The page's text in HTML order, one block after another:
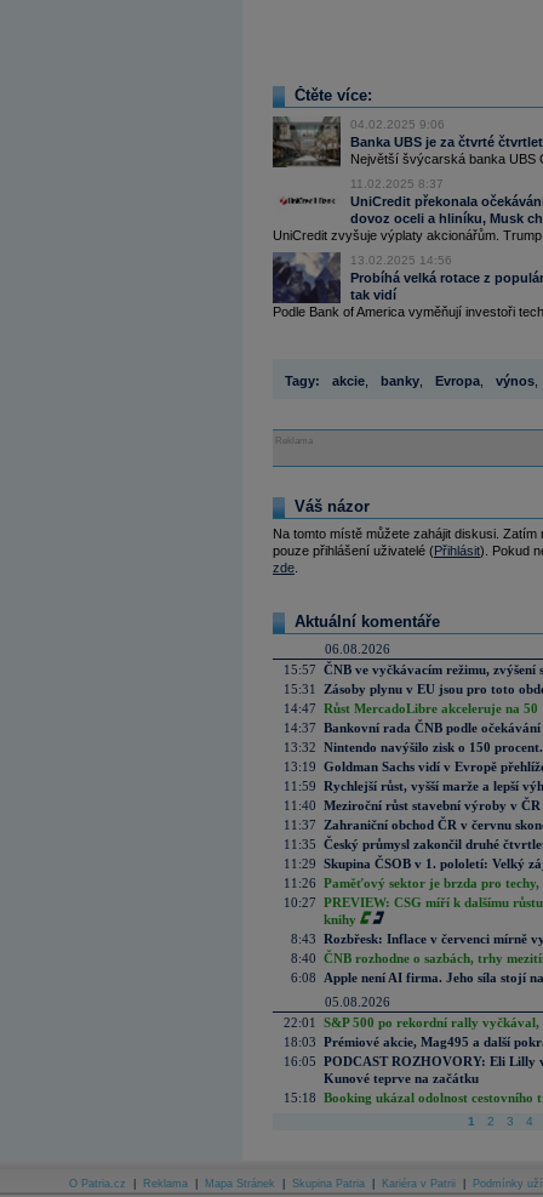
Čtěte více:
04.02.2025 9:06
Banka UBS je za čtvrté
Největší švýcarská banka UBS
11.02.2025 8:37
UniCredit překonala
dovoz oceli a hliníku, Musk
UniCredit zvyšuje výplaty akcionářům.
13.02.2025 14:56
Probíhá velká rotace z
tak vidí
Podle Bank of America vyměňují investoři
Tagy: akcie banky Evropa výnos
Reklama
Váš názor
Na tomto místě můžete zahájit diskusi.
pouze přihlášení uživatelé (Přihlásit). Pokud
zde
Aktuální komentáře
06.08.2026
15:57 ČNB ve vyčkávacím režimu, zvýšení
15:31
Zásoby plynu v EU jsou pro toto
14:47 Růst MercadoLibre akceleruje na
14:37 Bankovní rada ČNB podle
13:32 Nintendo navýšilo zisk o 150
13:19 Goldman Sachs vidí v Evropě
11:59 Rychlejší růst, vyšší marže a lepší
11:40 Meziroční růst stavební výroby v
11:37
Zahraniční obchod ČR v červnu
11:35 Český průmysl zakončil druhé
11:29 Skupina ČSOB v 1. pololetí: Velký
11:26 Paměťový sektor je brzda pro techy,
10:27 PREVIEW: CSG míří k dalšímu
knihy
8:43 Rozbřesk: Inflace v červenci mírně
8:40 ČNB rozhodne o sazbách, trhy
6:08
Apple není AI firma. Jeho síla stojí
05.08.2026
22:01
S&P 500 po rekordní rally vyčkával,
18:03 Prémiové akcie, Mag495 a další
16:05 PODCAST ROZHOVORY: Eli Lilly
Kunové teprve na začátku
15:18 Booking ukázal odolnost cestovního
1 2 3 4
O Patria.cz Reklama Mapa Stránek Skupina Patria Kariéra v Patrii Podmínky